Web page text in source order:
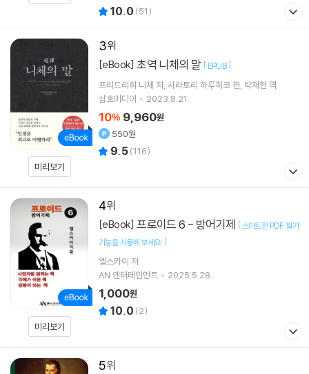
10.0 (51)
3
미리보기
[eBook] 초역 니체의 말 [ EPUB]
프리드리히 니체 저 시라토리 하루히코 편 박재현 역
삼호미디어
2023.8.21.
10% 9,960원
550원
9.5(116)
4
미리보기
[eBook] 프로이드 6 - 방어기제 [스마트한 PDF 필기
기능을 사용해 보세요!]
엘스카이 저
AN 엔터테인먼트
2025.5.28.
1,000원
10.0 (2)
5